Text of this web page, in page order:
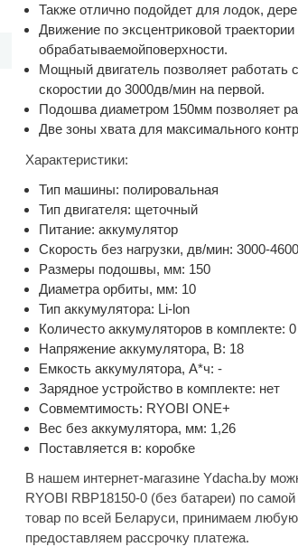
Также отлично подойдет для лодок,
Движение по эксцентриковой
обрабатываемойповерхности.
Мощный двигатель позволяет работать
скоростии до 3000дв/мин на первой.
Подошва диаметром 150мм позволяет
Две зоны хвата для максимального
Характеристики:
Тип машины: полировальная
Тип двигателя: щеточный
Питание: аккумулятор
Скорость без нагрузки, дв/мин: 3000-4600
Размеры подошвы, мм: 150
Диаметра орбиты, мм: 10
Тип аккумулятора: Li-lon
Количесто аккумуляторов в комплекте: 0
Напряжение аккумулятора, В: 18
Емкость аккумулятора, А*ч: -
Зарядное устройство в комплекте: нет
Совмемтимость: RYOBI ONE+
Вес без аккумулятора, мм: 1,26
Поставляется в: коробке
В нашем интернет-магазине Ydacha.by
RYOBI RBP18150-0 (без батареи) по
товар по всей Беларуси, принимаем
предоставляем рассрочку платежа.